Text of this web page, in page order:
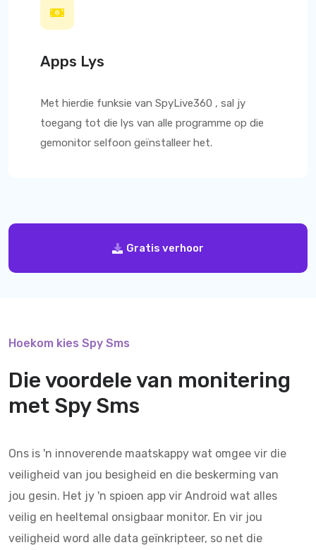
Apps Lys
Met hierdie funksie van SpyLive360 , sal jy
toegang tot die lys van alle programme op die
gemonitor selfoon geïnstalleer het.
Gratis verhoor
Hoekom kies Spy Sms
Die voordele van monitering
met Spy Sms
Ons is 'n innoverende maatskappy wat omgee vir die
veiligheid van jou besigheid en die beskerming van
jou gesin. Het jy 'n spioen app vir Android wat alles
veilig en heeltemal onsigbaar monitor. En vir jou
veiligheid word alle data geïnkripteer, so net die